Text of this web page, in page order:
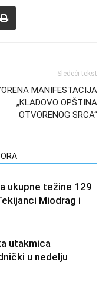
Sledeći tekst
MANIFESTACIJA
„KLADOVO OPŠTINA
OTVORENOG SRCA“
ukupne težine 129
Miodrag i
utakmica
u nedelju